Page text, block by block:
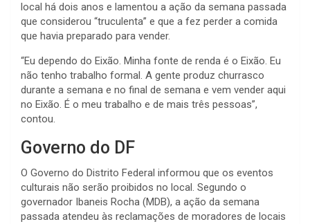
local há dois anos e lamentou a ação da semana passada
que considerou “truculenta” e que a fez perder a comida
que havia preparado para vender.
“Eu dependo do Eixão. Minha fonte de renda é o Eixão. Eu
não tenho trabalho formal. A gente produz churrasco
durante a semana e no final de semana e vem vender aqui
no Eixão. É o meu trabalho e de mais três pessoas”,
contou.
Governo do DF
O Governo do Distrito Federal informou que os eventos
culturais não serão proibidos no local. Segundo o
governador Ibaneis Rocha (MDB), a ação da semana
passada atendeu às reclamações de moradores de locais